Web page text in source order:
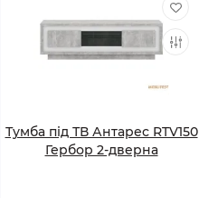
Тумба під ТВ Антарес RTV150
Гербор 2-дверна